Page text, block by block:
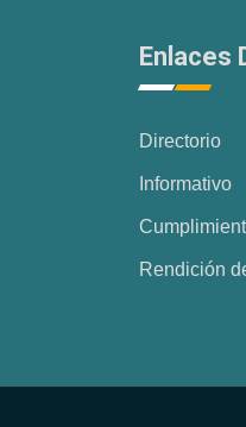
Enlaces
Directorio
Informativo
Rendición